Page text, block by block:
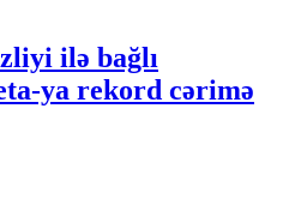
ilə bağlı
ya rekord cərimə